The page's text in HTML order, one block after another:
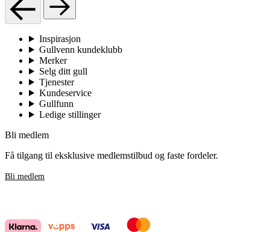
Inspirasjon
Gullvenn kundeklubb
Merker
Selg ditt gull
Tjenester
Kundeservice
Gullfunn
Ledige stillinger
Bli medlem
Få tilgang til eksklusive medlemstilbud og faste fordeler.
Bli medlem